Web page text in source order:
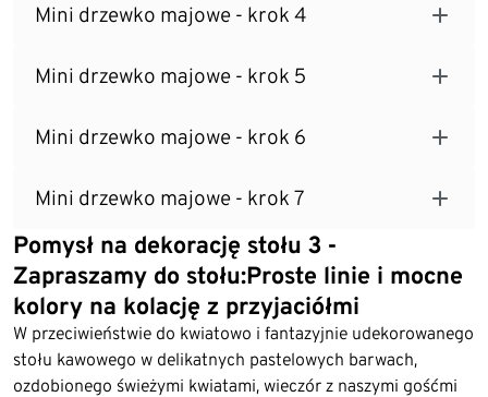
Mini drzewko majowe - krok 4
Mini drzewko majowe - krok 5
Mini drzewko majowe - krok 6
Mini drzewko majowe - krok 7
Pomysł na dekorację stołu 3 -
Zapraszamy do stołu:Proste linie i mocne
kolory na kolację z przyjaciółmi
W przeciwieństwie do kwiatowo i fantazyjnie udekorowanego
stołu kawowego w delikatnych pastelowych barwach,
ozdobionego świeżymi kwiatami, wieczór z naszymi gośćmi